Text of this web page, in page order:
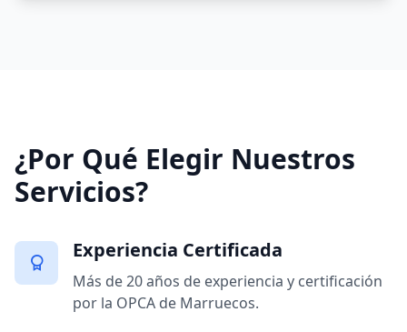
¿Por Qué Elegir Nuestros
Servicios?
Experiencia Certificada
Más de 20 años de experiencia y certificación
por la OPCA de Marruecos.